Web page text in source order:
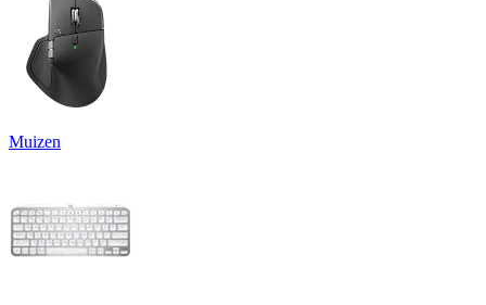
Muizen